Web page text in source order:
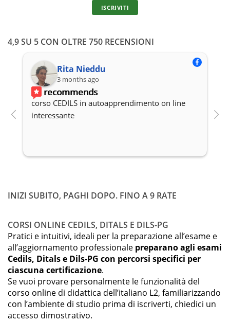
Classe di
concorso
ex A22 –
Italiano,
storia,
geografia,
di I grado
Altro
ISCRIVITI
4,9 SU 5 CON OLTRE 750 RECENSIONI
Rita Nieddu
3 months ago
recommends
corso CEDILS in autoapprendimento on line
interessante
INIZI SUBITO, PAGHI DOPO. FINO A 9 RATE
CORSI ONLINE CEDILS, DITALS E DILS-PG
Pratici e intuitivi, ideali per la preparazione all’esame e
all’aggiornamento professionale preparano agli esami
Cedils, Ditals e Dils-PG con percorsi specifici per
ciascuna certificazione.
Se vuoi provare personalmente le funzionalità del
corso online di didattica dell’italiano L2, familiarizzando
con l’ambiente di studio prima di iscriverti, chiedici un
accesso dimostrativo.